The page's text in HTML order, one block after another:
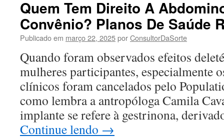
Quem Tem Direito A
Convênio? Planos De Saúde
Publicado em março 22, 2025porConsultorDaSorte
Quando foram observados efeitos
mulheres participantes, especialmente
clínicos foram cancelados pelo
como lembra a antropóloga Camila
implante se refere à gestrinona,
Continue lendo →